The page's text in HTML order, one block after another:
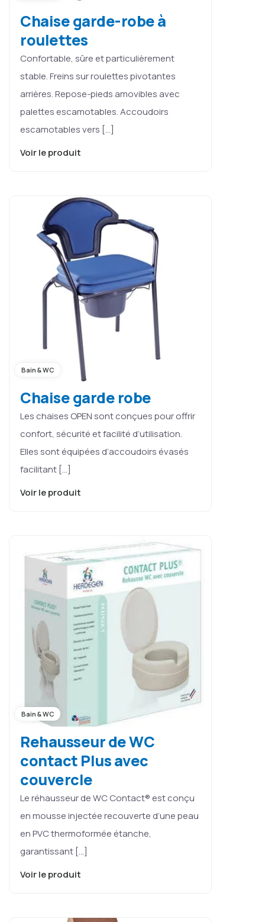
Chaise garde-robe à
roulettes
Confortable, sûre et particulièrement
stable. Freins sur roulettes pivotantes
arrières. Repose-pieds amovibles avec
palettes escamotables. Accoudoirs
escamotables vers […]
Voir le produit
Bain & WC
Chaise garde robe
Les chaises OPEN sont conçues pour offrir
confort, sécurité et facilité d’utilisation.
Elles sont équipées d’accoudoirs évasés
facilitant […]
Voir le produit
Bain & WC
Rehausseur de WC
contact Plus avec
couvercle
Le réhausseur de WC Contact® est conçu
en mousse injectée recouverte d’une peau
en PVC thermoformée étanche,
garantissant […]
Voir le produit